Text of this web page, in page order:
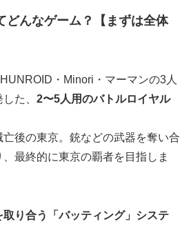
んなゲーム？【まずは全体
・Minori・マーマンの3人
た、 2〜5人用のバトルロイヤル
後の東京。銃などの武器を奪い合
最終的に東京の覇者を目指しま
取り合う「バッティング」システ